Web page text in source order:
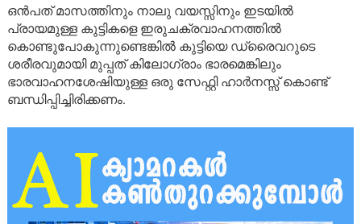
ഒൻപത് മാസത്തിനും നാലു വയസ്സിനും ഇടയിൽ
പ്രായമുള്ള കുട്ടികളെ ഇരുചക്രവാഹനത്തിൽ
കൊണ്ടുപോകുന്നുണ്ടെങ്കിൽ കുട്ടിയെ ഡ്രൈവറുടെ
ശരീരവുമായി മുപ്പത് കിലോഗ്രാം ഭാരമെങ്കിലും
ഭാരവാഹനശേഷിയുള്ള ഒരു സേഫ്റ്റി ഹാർനസ്സ് കൊണ്ട്
ബന്ധിപ്പിച്ചിരിക്കണം.